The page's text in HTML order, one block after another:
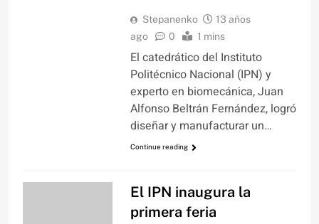
Stepanenko
13 años
ago
0 1 mins
El catedrático del Instituto
Politécnico Nacional (IPN) y
experto en biomecánica, Juan
Alfonso Beltrán Fernández, logró
diseñar y manufacturar un…
Continue reading
El IPN inaugura la
primera feria